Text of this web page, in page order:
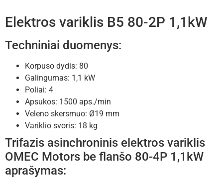
Elektros variklis B5 80-2P 1,1kW
Techniniai duomenys:
Korpuso dydis: 80
Galingumas: 1,1 kW
Poliai: 4
Apsukos: 1500 aps./min
Veleno skersmuo: Ø19 mm
Variklio svoris: 18 kg
Trifazis asinchroninis elektros variklis
OMEC Motors be flanšo 80-4P 1,1kW
aprašymas: